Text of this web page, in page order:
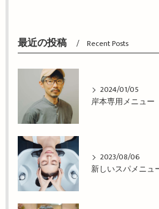
最近の投稿 Recent Posts
2024/01/05
岸本専用メニュー
2023/08/06